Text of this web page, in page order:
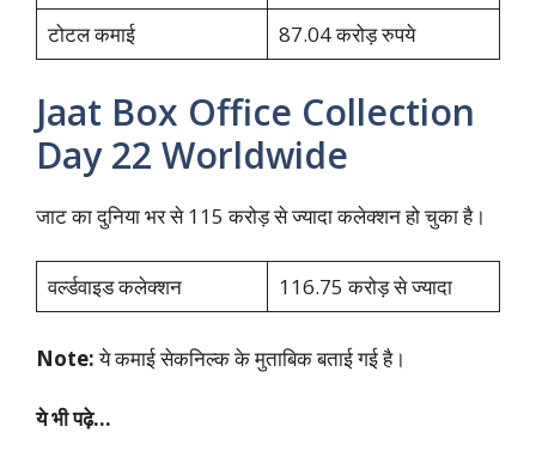
टोटल कमाई
87.04 करोड़ रुपये
Jaat Box Office Collection
Day 22 Worldwide
जाट का दुनिया भर से 115 करोड़ से ज्यादा कलेक्शन हो चुका है।
वर्ल्डवाइड कलेक्शन 116.75 करोड़ से ज्यादा
Note:ये कमाई सेकनिल्क के मुताबिक बताई गई है।
ये भी पढ़े…